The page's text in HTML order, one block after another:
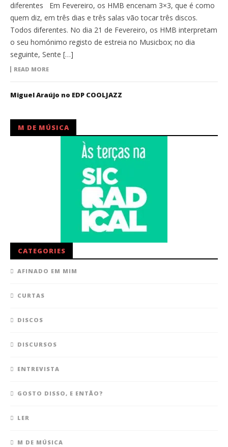
diferentes Em Fevereiro, os HMB encenam 3×3, que é como
quem diz, em três dias e três salas vão tocar três discos.
Todos diferentes. No dia 21 de Fevereiro, os HMB interpretam
o seu homónimo registo de estreia no Musicbox; no dia
seguinte, Sente […]
READ MORE
Miguel Araújo no EDP COOLJAZZ
M DE MÚSICA
CATEGORIES
AFINADO EM MIM
CURTAS
DISCOS
DISCURSOS
ENTREVISTA
GOSTO DISSO, E ENTÃO?
LER
M DE MÚSICA